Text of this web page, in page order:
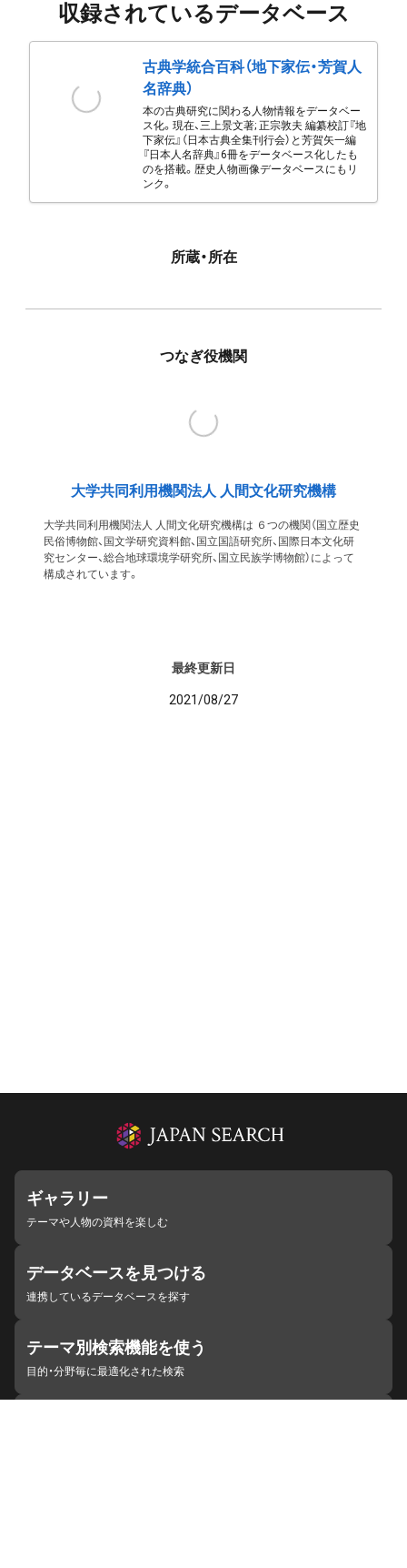
収録されているデータベース
古典学統合百科（地下家伝・芳賀人
名辞典）
本の古典研究に関わる人物情報をデータベー
ス化。現在、三上景文著; 正宗敦夫 編纂校訂『地
下家伝』（日本古典全集刊行会）と芳賀矢一編
『日本人名辞典』6冊をデータベース化したも
のを搭載。歴史人物画像データベースにもリ
ンク。
所蔵・所在
つなぎ役機関
大学共同利用機関法人 人間文化研究機構
大学共同利用機関法人 人間文化研究機構は ６つの機関（国立歴史
民俗博物館、国文学研究資料館、国立国語研究所、国際日本文化研
究センター、総合地球環境学研究所、国立民族学博物館）によって
構成されています。
最終更新日
2021/08/27
ギャラリー
テーマや人物の資料を楽しむ
データベースを見つける
連携しているデータベースを探す
テーマ別検索機能を使う
目的・分野毎に最適化された検索